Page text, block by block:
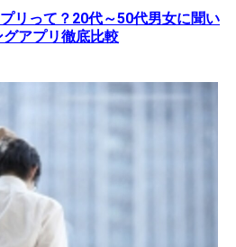
リって？20代～50代男女に聞い
アプリ徹底比較